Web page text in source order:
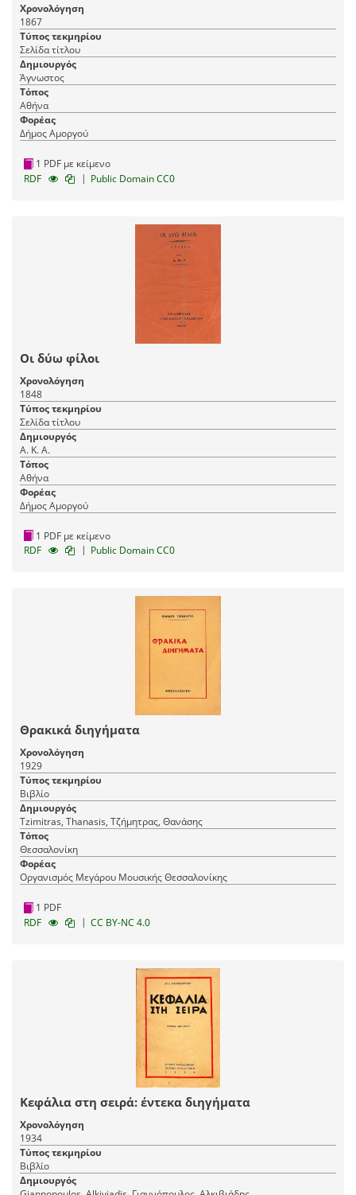
Χρονολόγηση
1867
Τύπος τεκμηρίου
Σελίδα τίτλου
Δημιουργός
Άγνωστος
Τόπος
Αθήνα
Φορέας
Δήμος Αμοργού
1 PDF με κείμενο
RDF
| Public Domain CC0
Οι δύω φίλοι
Χρονολόγηση
1848
Τύπος τεκμηρίου
Σελίδα τίτλου
Δημιουργός
Α. Κ. Α.
Τόπος
Αθήνα
Φορέας
Δήμος Αμοργού
1 PDF με κείμενο
RDF
| Public Domain CC0
Θρακικά διηγήματα
Χρονολόγηση
1929
Τύπος τεκμηρίου
Βιβλίο
Δημιουργός
Tzimitras, Thanasis, Τζήμητρας, Θανάσης
Τόπος
Θεσσαλονίκη
Φορέας
Οργανισμός Μεγάρου Μουσικής Θεσσαλονίκης
1 PDF
RDF
| CC BY-NC 4.0
Κεφάλια στη σειρά: έντεκα διηγήματα
Χρονολόγηση
1934
Τύπος τεκμηρίου
Βιβλίο
Δημιουργός